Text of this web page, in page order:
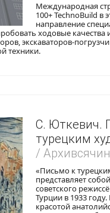
Международная
100+ TechnoBuild в
направление
ходовые качества
экскаваторов-
техники.
С. Юткевич.
турецким
/
«Письмо к
представляет
советского
Турции в 1933
красотой